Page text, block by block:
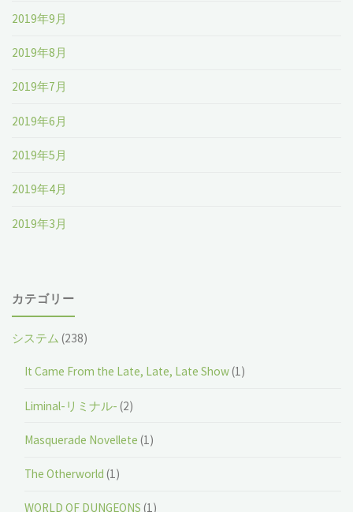
2019年9月
2019年8月
2019年7月
2019年6月
2019年5月
2019年4月
2019年3月
カテゴリー
システム (238)
It Came From the Late, Late, Late Show(1)
Liminal-リミナル- (2)
Masquerade Novellete (1)
The Otherworld (1)
WORLD OF DUNGEONS (1)